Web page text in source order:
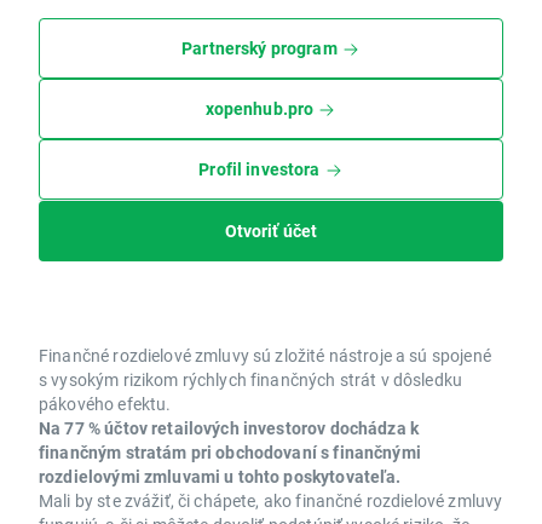
Partnerský program
xopenhub.pro
Profil investora
Otvoriť účet
Finančné rozdielové zmluvy sú zložité nástroje a sú spojené
s vysokým rizikom rýchlych finančných strát v dôsledku
pákového efektu.
Na 77 % účtov retailových investorov dochádza k
finančným stratám pri obchodovaní s finančnými
rozdielovými zmluvami u tohto poskytovateľa.
Mali by ste zvážiť, či chápete, ako finančné rozdielové zmluvy